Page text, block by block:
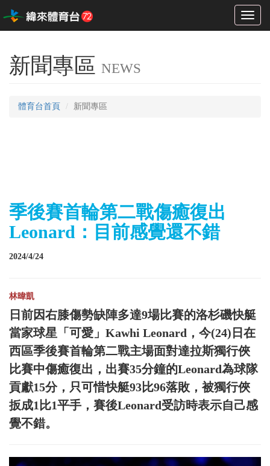
Toggle
新聞專區 NEWS
體育台首頁 新聞專區
季後賽首輪第二戰傷癒復出
Leonard：目前感覺還不錯
2024/4/24
林暐凱
日前因右膝傷勢缺陣多達9場比賽的洛杉磯快艇
當家球星「可愛」Kawhi Leonard，今(24)日在
西區季後賽首輪第二戰主場面對達拉斯獨行俠
比賽中傷癒復出，出賽35分鐘的Leonard為球隊
貢獻15分，只可惜快艇93比96落敗，被獨行俠
扳成1比1平手，賽後Leonard受訪時表示自己感
覺不錯。